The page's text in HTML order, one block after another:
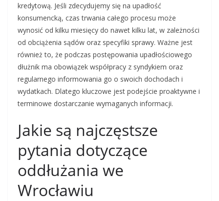
kredytową. Jeśli zdecydujemy się na upadłość
konsumencką, czas trwania całego procesu może
wynosić od kilku miesięcy do nawet kilku lat, w zależności
od obciążenia sądów oraz specyfiki sprawy. Ważne jest
również to, że podczas postępowania upadłościowego
dłużnik ma obowiązek współpracy z syndykiem oraz
regularnego informowania go o swoich dochodach i
wydatkach. Dlatego kluczowe jest podejście proaktywne i
terminowe dostarczanie wymaganych informacji.
Jakie są najczęstsze
pytania dotyczące
oddłużania we
Wrocławiu